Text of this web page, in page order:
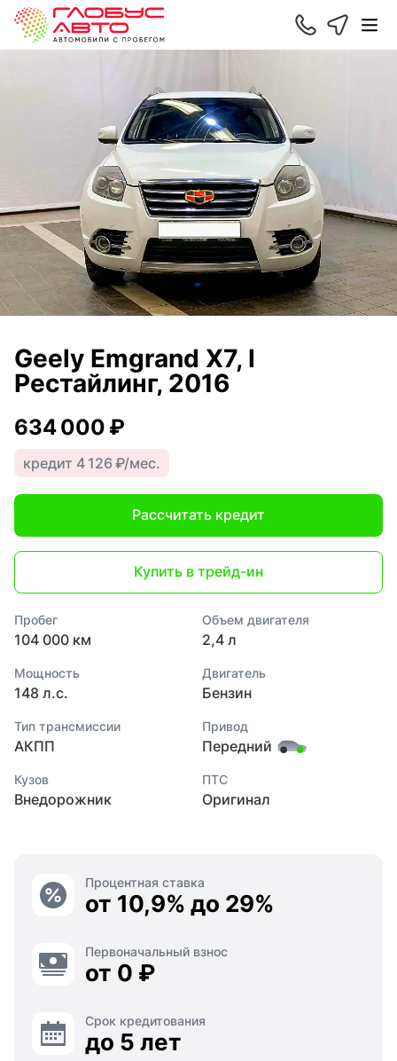
Geely Emgrand X7, I
Рестайлинг, 2016
634 000 ₽
кредит 4 126 ₽/мес.
Рассчитать кредит
Купить в трейд-ин
Пробег
104 000 км
Объем двигателя
2,4 л
Мощность
148 л.с.
Двигатель
Бензин
Тип трансмиссии
АКПП
Привод
Передний
Кузов
Внедорожник
ПТС
Оригинал
Процентная ставка
от 10,9% до 29%
Первоначальный взнос
от 0 ₽
Срок кредитования
до 5 лет